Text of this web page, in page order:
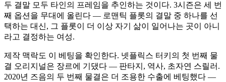
두 결말 모두 타인의 프레임을 추인하는 것이다. 3시즌은 세 번
째 옵션을 무대에 올린다 — 로맨틱 플롯의 결말 중 하나를 선
택하는 대신, 그 플롯이 더 이상 자기 삶이 일어나는 곳이 아니
라고 결정하는 여성.
제작 맥락도 이 베팅을 확인한다. 넷플릭스 터키의 첫 번째 물
결 오리지널은 장르에 기댔다 — 판타지, 역사, 초자연 스릴러.
2020년 즈음의 두 번째 물결은 더 조용한 수출에 베팅했다 —